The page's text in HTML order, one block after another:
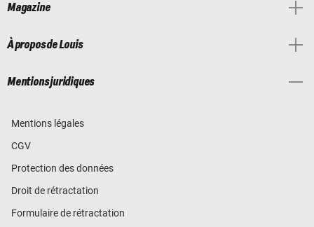
Magazine
À propos de Louis
Mentions juridiques
Mentions légales
CGV
Protection des données
Droit de rétractation
Formulaire de rétractation